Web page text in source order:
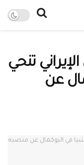
تنحي
عن